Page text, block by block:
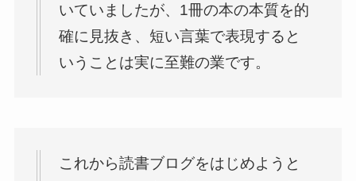
いていましたが、1冊の本の本質を的
確に見抜き、短い言葉で表現すると
いうことは実に至難の業です。
これから読書ブログをはじめようと